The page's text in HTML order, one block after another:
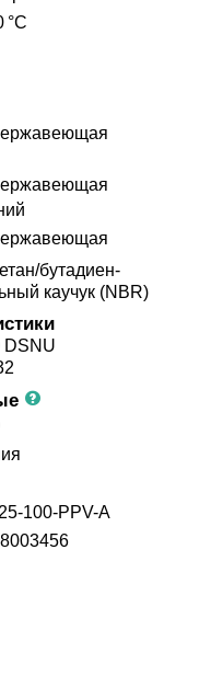
°C
бутадиен-
каучук (NBR)
DSNU
100-PPV-A